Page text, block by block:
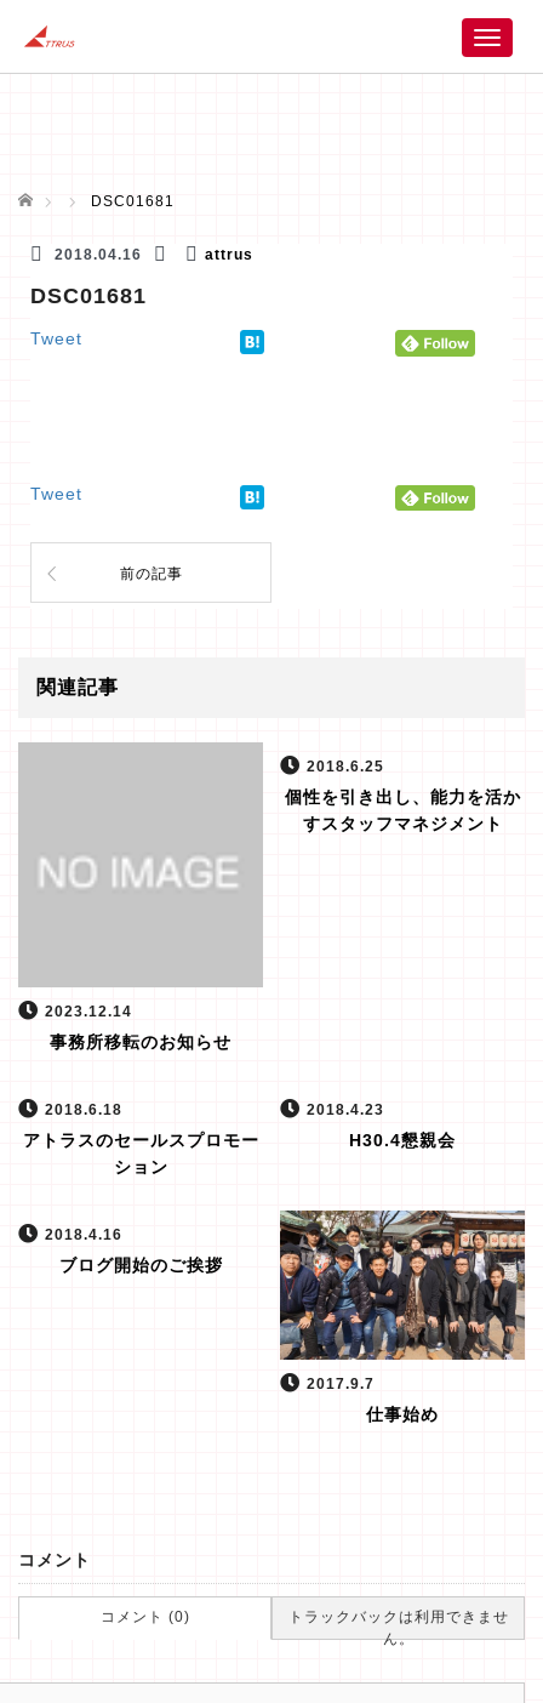
T
ホーム DSC01681
2018.04.16 attrus
DSC01681
Tweet
Tweet
前の記事
関連記事
2023.12.14
事務所移転のお知らせ
2018.6.25
個性を引き出し、能力を活か
すスタッフマネジメント
2018.6.18
アトラスのセールスプロモー
ション
2018.4.23
H30.4懇親会
2018.4.16
ブログ開始のご挨拶
2017.9.7
仕事始め
コメント
コメント (0)
トラックバックは利用できませ
ん。